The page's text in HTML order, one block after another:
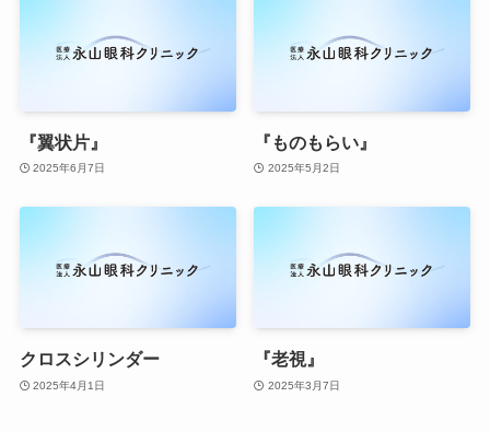
『翼状片』
2025年6月7日
『ものもらい』
2025年5月2日
クロスシリンダー
2025年4月1日
『老視』
2025年3月7日